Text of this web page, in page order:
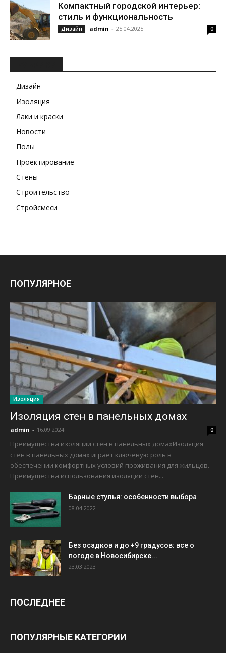
Компактный городской интерьер:
стиль и функциональность
Дизайн admin - 25.04.2025 0
Дизайн
Изоляция
Лаки и краски
Новости
Полы
Проектирование
Стены
Строительство
Стройсмеси
ПОПУЛЯРНОЕ
Изоляция
Изоляция стен в панельных домах
admin - 16.09.2024 0
Преимущества изоляции стен в панельных домахИзоляция
стен в панельных домах играет ключевую роль в
обеспечении комфортных условий проживания для жильцов.
Преимущества использования изоляции стен...
Барные стулья: особенности выбора
08.04.2022
Без осадков и до +9 градусов: все о
погоде в Новосибирске...
23.03.2023
ПОСЛЕДНЕЕ
ПОПУЛЯРНЫЕ КАТЕГОРИИ